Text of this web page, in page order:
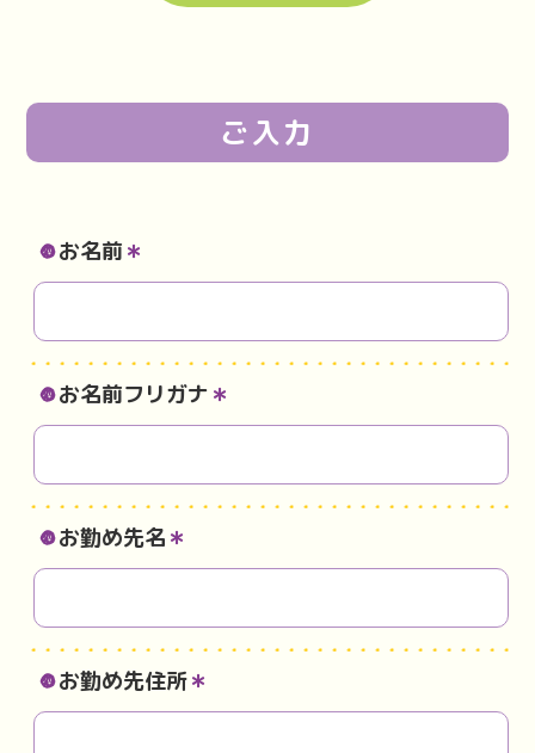
ご入力
お名前 ＊
お名前フリガナ ＊
お勤め先名 ＊
お勤め先住所＊